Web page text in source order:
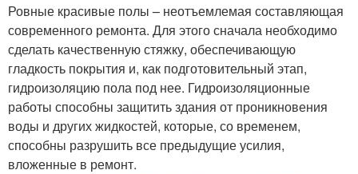
Ровные красивые полы – неотъемлемая составляющая
современного ремонта. Для этого сначала необходимо
сделать качественную стяжку, обеспечивающую
гладкость покрытия и, как подготовительный этап,
гидроизоляцию пола под нее. Гидроизоляционные
работы способны защитить здания от проникновения
воды и других жидкостей, которые, со временем,
способны разрушить все предыдущие усилия,
вложенные в ремонт.